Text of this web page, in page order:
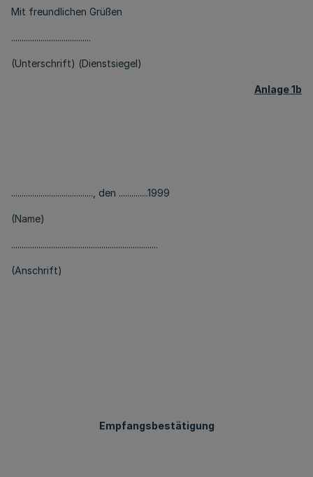
Mit freundlichen Grüßen
......................................
(Unterschrift) (Dienstsiegel)
Anlage 1b
......................................., den ..............1999
(Name)
......................................................................
(Anschrift)
Empfangsbestätigung